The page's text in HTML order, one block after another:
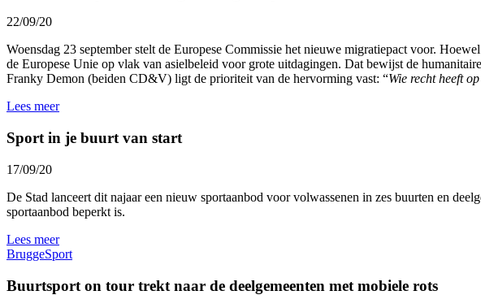
22/09/20
Woensdag 23 september stelt de Europese Commissie het nieuwe migratiepact voor.
de Europese Unie op vlak van asielbeleid voor grote uitdagingen. Dat bewijst de
Franky Demon (beiden CD&V) ligt de prioriteit van de hervorming vast: “Wie recht heeft
Lees meer
Sport in je buurt van start
17/09/20
De Stad lanceert dit najaar een nieuw sportaanbod voor volwassenen in zes buurten en
sportaanbod beperkt is.
Lees meer
BruggeSport
Buurtsport on tour trekt naar de deelgemeenten met mobiele rots